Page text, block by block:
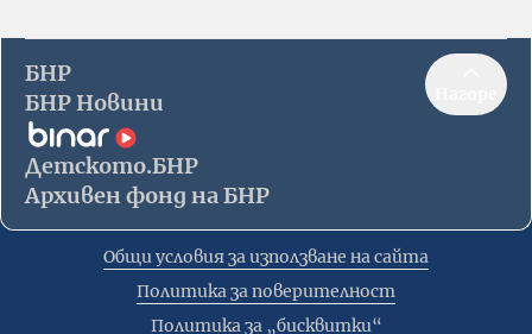
БНР
БНР Новини
Детското.БНР
Архивен фонд на БНР
Общи условия за използване на сайта
Политика за поверителност
Политика за „бисквитки“